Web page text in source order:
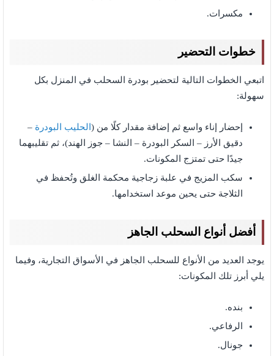
مكسرات.
خطوات التحضير
اتبعي الخطوات التالية لتحضير بودرة السحلب في المنزل بكل
سهولة:
إحضار إناء واسع ثم إضافة مقدار كلًا من ( الحليب البودرة –
دقيق الأرز – السكر البودرة – النشا – جوز الهند)، ثم تقليبهما
جيدًا حتى تمتزج المكونات.
سكب المزيج في علبة زجاجية محكمة الغلق وتُحفظ في
الثلاجة حتى يحين موعد استخدامها.
أفضل أنواع السحلب الجاهز
يوجد العديد من الأنواع للسحلب الجاهز في الأسواق التجارية، وفيما
يلي أبرز تلك المكونات:
بنده.
الرفاعي.
جونال.